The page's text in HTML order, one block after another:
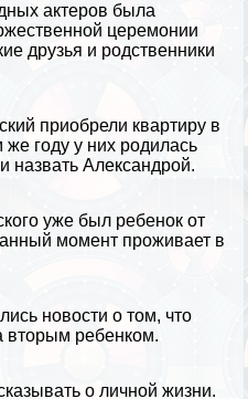
актеров была
церемонии
друзья и родственники
приобрели квартиру в
году у них родилась
назвать Александрой.
уже был ребенок от
момент проживает в
новости о том, что
вторым ребенком.
о личной жизни.